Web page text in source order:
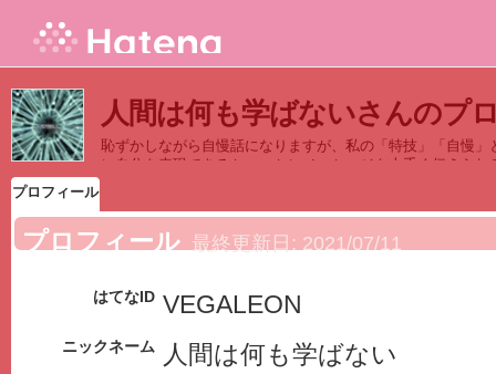
人間は何も学ばないさんのプ
恥ずかしながら自慢話になりますが、私の「特技」「自慢
に自分を表現できるか・いかにメッセージを上手く伝えら
プロフィール
プロフィール 最終更新日: 2021/07/11
はてなID VEGALEON
ニックネーム 人間は何も学ばない